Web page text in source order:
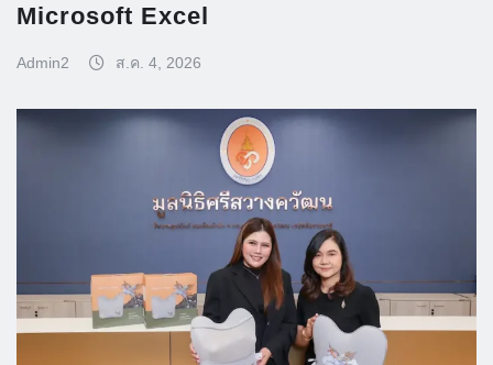
Microsoft Excel
Admin2 ส.ค. 4, 2026